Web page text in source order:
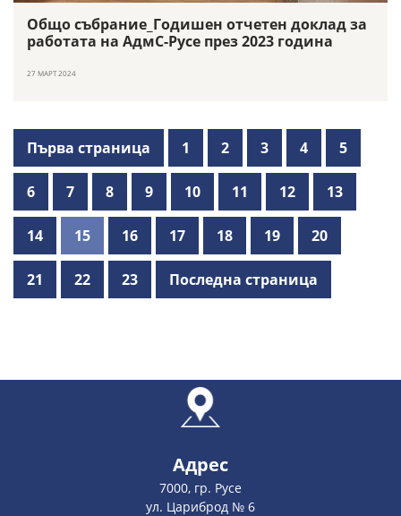
Общо събрание_Годишен отчетен доклад за
работата на АдмС-Русе през 2023 година
27 МАРТ 2024
Първа страница 1 2 3 4 5
6 7 8 9 10 11 12 13
14 15 16 17 18 19 20
21 22 23 Последна страница
Адрес
7000, гр. Русе
ул. Цариброд № 6